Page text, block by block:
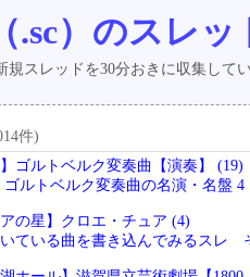
.sc）のスレッ
規スレッドを30分おきに収集して
件)
】ゴルトベルク変奏曲【演奏】 (19)
ゴルトベルク変奏曲の名演・名盤 4
アの星】クロエ・チュア (4)
ている曲を書き込んでみるスレ